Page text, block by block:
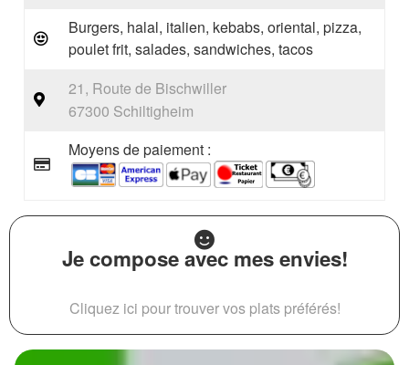
Burgers, halal, italien, kebabs, oriental, pizza,
poulet frit, salades, sandwiches, tacos
21, Route de Bischwiller
67300 Schiltigheim
Moyens de paiement :
Je compose avec mes envies!
Cliquez ici pour trouver vos plats préférés!